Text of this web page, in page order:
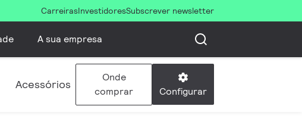
CarreirasInvestidoresSubscrever newsletter
A sua empresa
Acessórios
Onde
comprar
Configurar